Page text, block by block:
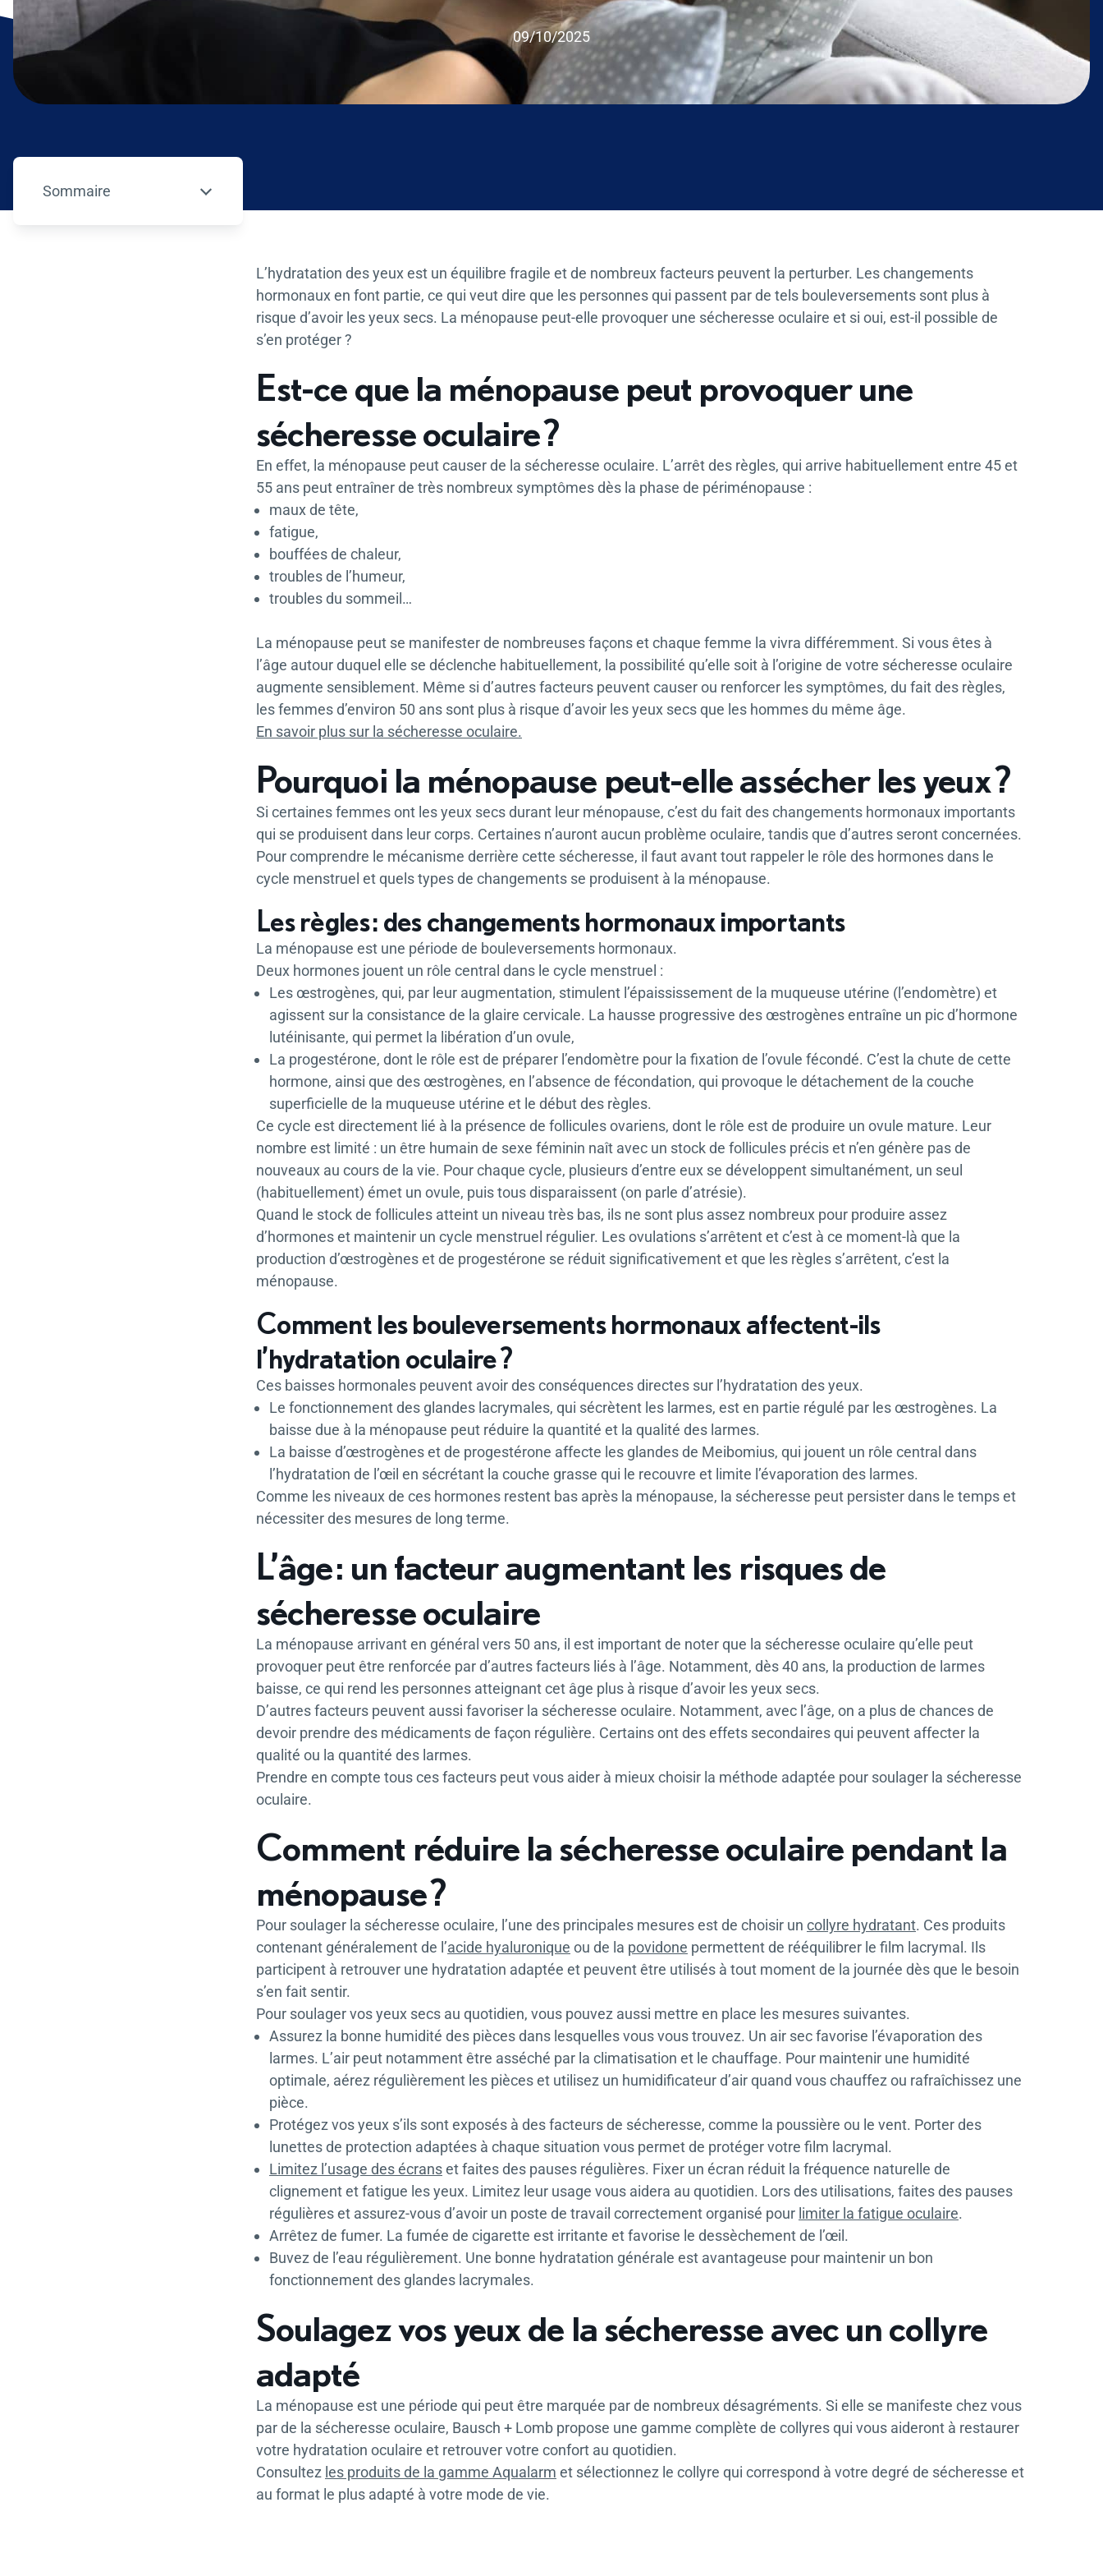
09/10/2025
Sommaire
– appuyez sur le bouton pour sélectionner une nouvelle section.
L’hydratation des yeux est un équilibre fragile et de nombreux facteurs peuvent la perturber. Les changements
hormonaux en font partie, ce qui veut dire que les personnes qui passent par de tels bouleversements sont plus à
risque d’avoir les yeux secs. La ménopause peut-elle provoquer une sécheresse oculaire et si oui, est-il possible de
s’en protéger ?
Est-ce que la ménopause peut provoquer une
sécheresse oculaire ?
En effet, la ménopause peut causer de la sécheresse oculaire. L’arrêt des règles, qui arrive habituellement entre 45 et
55 ans peut entraîner de très nombreux symptômes dès la phase de périménopause :
maux de tête,
fatigue,
bouffées de chaleur,
troubles de l’humeur,
troubles du sommeil…
La ménopause peut se manifester de nombreuses façons et chaque femme la vivra différemment. Si vous êtes à
l’âge autour duquel elle se déclenche habituellement, la possibilité qu’elle soit à l’origine de votre sécheresse oculaire
augmente sensiblement. Même si d’autres facteurs peuvent causer ou renforcer les symptômes, du fait des règles,
les femmes d’environ 50 ans sont plus à risque d’avoir les yeux secs que les hommes du même âge.
En savoir plus sur la sécheresse oculaire.
Pourquoi la ménopause peut-elle assécher les yeux ?
Si certaines femmes ont les yeux secs durant leur ménopause, c’est du fait des changements hormonaux importants
qui se produisent dans leur corps. Certaines n’auront aucun problème oculaire, tandis que d’autres seront concernées.
Pour comprendre le mécanisme derrière cette sécheresse, il faut avant tout rappeler le rôle des hormones dans le
cycle menstruel et quels types de changements se produisent à la ménopause.
Les règles : des changements hormonaux importants
La ménopause est une période de bouleversements hormonaux.
Deux hormones jouent un rôle central dans le cycle menstruel :
Les œstrogènes, qui, par leur augmentation, stimulent l’épaississement de la muqueuse utérine (l’endomètre) et
agissent sur la consistance de la glaire cervicale. La hausse progressive des œstrogènes entraîne un pic d’hormone
lutéinisante, qui permet la libération d’un ovule,
La progestérone, dont le rôle est de préparer l’endomètre pour la fixation de l’ovule fécondé. C’est la chute de cette
hormone, ainsi que des œstrogènes, en l’absence de fécondation, qui provoque le détachement de la couche
superficielle de la muqueuse utérine et le début des règles.
Ce cycle est directement lié à la présence de follicules ovariens, dont le rôle est de produire un ovule mature. Leur
nombre est limité : un être humain de sexe féminin naît avec un stock de follicules précis et n’en génère pas de
nouveaux au cours de la vie. Pour chaque cycle, plusieurs d’entre eux se développent simultanément, un seul
(habituellement) émet un ovule, puis tous disparaissent (on parle d’atrésie).
Quand le stock de follicules atteint un niveau très bas, ils ne sont plus assez nombreux pour produire assez
d’hormones et maintenir un cycle menstruel régulier. Les ovulations s’arrêtent et c’est à ce moment-là que la
production d’œstrogènes et de progestérone se réduit significativement et que les règles s’arrêtent, c’est la
ménopause.
Comment les bouleversements hormonaux affectent-ils
l’hydratation oculaire ?
Ces baisses hormonales peuvent avoir des conséquences directes sur l’hydratation des yeux.
Le fonctionnement des glandes lacrymales, qui sécrètent les larmes, est en partie régulé par les œstrogènes. La
baisse due à la ménopause peut réduire la quantité et la qualité des larmes.
La baisse d’œstrogènes et de progestérone affecte les glandes de Meibomius, qui jouent un rôle central dans
l’hydratation de l’œil en sécrétant la couche grasse qui le recouvre et limite l’évaporation des larmes.
Comme les niveaux de ces hormones restent bas après la ménopause, la sécheresse peut persister dans le temps et
nécessiter des mesures de long terme.
L’âge : un facteur augmentant les risques de
sécheresse oculaire
La ménopause arrivant en général vers 50 ans, il est important de noter que la sécheresse oculaire qu’elle peut
provoquer peut être renforcée par d’autres facteurs liés à l’âge. Notamment, dès 40 ans, la production de larmes
baisse, ce qui rend les personnes atteignant cet âge plus à risque d’avoir les yeux secs.
D’autres facteurs peuvent aussi favoriser la sécheresse oculaire. Notamment, avec l’âge, on a plus de chances de
devoir prendre des médicaments de façon régulière. Certains ont des effets secondaires qui peuvent affecter la
qualité ou la quantité des larmes.
Prendre en compte tous ces facteurs peut vous aider à mieux choisir la méthode adaptée pour soulager la sécheresse
oculaire.
Comment réduire la sécheresse oculaire pendant la
ménopause ?
Pour soulager la sécheresse oculaire, l’une des principales mesures est de choisir un collyre hydratant. Ces produits
contenant généralement de l’acide hyaluronique ou de la povidone permettent de rééquilibrer le film lacrymal. Ils
participent à retrouver une hydratation adaptée et peuvent être utilisés à tout moment de la journée dès que le besoin
s’en fait sentir.
Pour soulager vos yeux secs au quotidien, vous pouvez aussi mettre en place les mesures suivantes.
Assurez la bonne humidité des pièces dans lesquelles vous vous trouvez. Un air sec favorise l’évaporation des
larmes. L’air peut notamment être asséché par la climatisation et le chauffage. Pour maintenir une humidité
optimale, aérez régulièrement les pièces et utilisez un humidificateur d’air quand vous chauffez ou rafraîchissez une
pièce.
Protégez vos yeux s’ils sont exposés à des facteurs de sécheresse, comme la poussière ou le vent. Porter des
lunettes de protection adaptées à chaque situation vous permet de protéger votre film lacrymal.
Limitez l’usage des écranset faites des pauses régulières. Fixer un écran réduit la fréquence naturelle de
clignement et fatigue les yeux. Limitez leur usage vous aidera au quotidien. Lors des utilisations, faites des pauses
régulières et assurez-vous d’avoir un poste de travail correctement organisé pour limiter la fatigue oculaire.
Arrêtez de fumer. La fumée de cigarette est irritante et favorise le dessèchement de l’œil.
Buvez de l’eau régulièrement. Une bonne hydratation générale est avantageuse pour maintenir un bon
fonctionnement des glandes lacrymales.
Soulagez vos yeux de la sécheresse avec un collyre
adapté
La ménopause est une période qui peut être marquée par de nombreux désagréments. Si elle se manifeste chez vous
par de la sécheresse oculaire, Bausch + Lomb propose une gamme complète de collyres qui vous aideront à restaurer
votre hydratation oculaire et retrouver votre confort au quotidien.
Consultez les produits de la gamme Aqualarm et sélectionnez le collyre qui correspond à votre degré de sécheresse et
au format le plus adapté à votre mode de vie.